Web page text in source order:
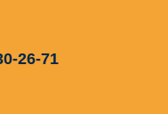
26-71